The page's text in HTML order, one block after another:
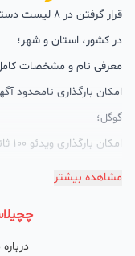
قرار گرفتن
در کشور، استان و شهر؛
معرفی نام و مشخصات
امکان بارگذاری نامحدود
گوگل؛
امکان بارگذاری ویدئو 100 ثانیه‌ای برای هر آگهی روی سرور چچیلاس؛
گالری تصاویر محصول؛
پشتیبانی حرفه‌ای را هم
امکان پشتیبان
مشاهده بیشتر
درباره